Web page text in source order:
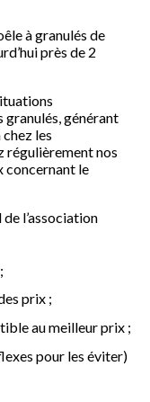
à granulés de
près de 2
générant
les
régulièrement nos
concernant le
de l’association
prix ;
au meilleur prix ;
pour les éviter)